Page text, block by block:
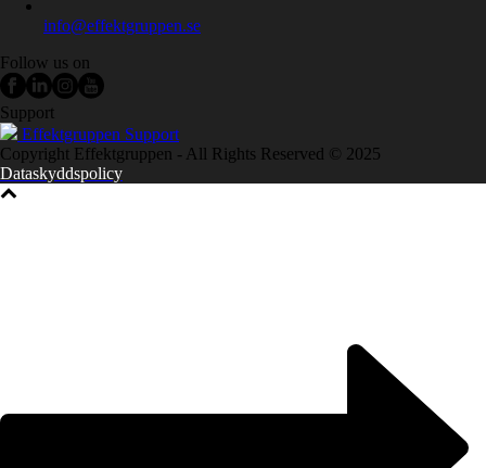
info@effektgruppen.se
Follow us on
Support
Effektgruppen Support
Copyright Effektgruppen - All Rights Reserved © 2025
Dataskyddspolicy